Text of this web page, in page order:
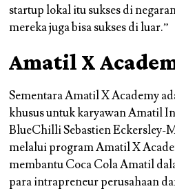
startup lokal itu sukses di
mereka juga bisa sukses di luar.”
Amatil X
Sementara Amatil X Academy
khusus untuk karyawan Amatil
BlueChilli Sebastien Eckersley-
melalui program Amatil X
membantu Coca Cola Amatil
para intrapreneur perusahaan